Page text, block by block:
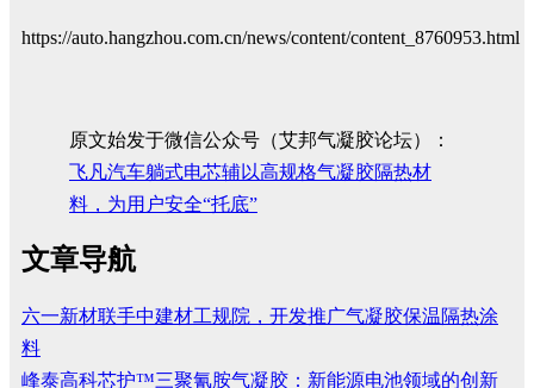
https://auto.hangzhou.com.cn/news/content/content_8760953.html
原文始发于微信公众号（艾邦气凝胶论坛）：
飞凡汽车躺式电芯辅以高规格气凝胶隔热材
料，为用户安全“托底”
文章导航
六一新材联手中建材工规院，开发推广气凝胶保温隔热涂
料
峰泰高科芯护™三聚氰胺气凝胶：新能源电池领域的创新